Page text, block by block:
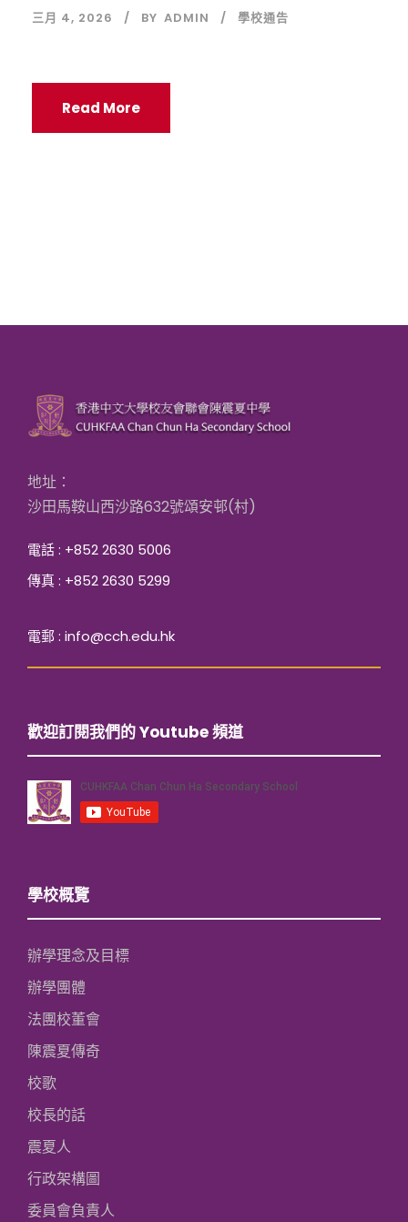
三月 4, 2026 BY ADMIN 學校通告
Read More
地址：
沙田馬鞍山西沙路632號頌安邨(村)
電話 : +852 2630 5006
傳真 : +852 2630 5299
電郵 : info@cch.edu.hk
歡迎訂閱我們的 Youtube 頻道
學校概覽
辦學理念及目標
辦學團體
法團校董會
陳震夏傳奇
校歌
校長的話
震夏人
行政架構圖
委員會負責人